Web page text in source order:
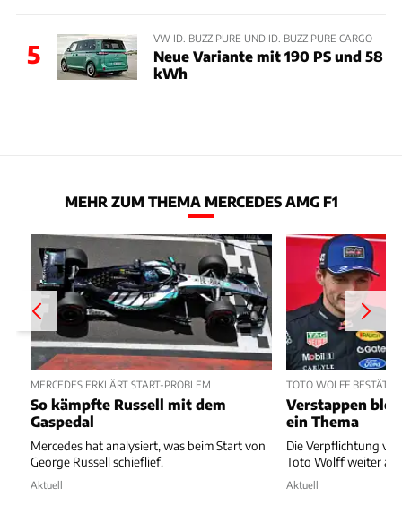
5
VW ID. BUZZ PURE UND ID. BUZZ PURE CARGO
Neue Variante mit 190 PS und 58
kWh
MEHR ZUM THEMA MERCEDES AMG F1
MERCEDES ERKLÄRT START-PROBLEM
So kämpfte Russell mit dem
Gaspedal
Mercedes hat analysiert, was beim Start von
George Russell schieflief.
Aktuell
TOTO WOLFF
Verstappen
ein Thema
Die Verpflichtung
Toto Wolff weiter
Aktuell